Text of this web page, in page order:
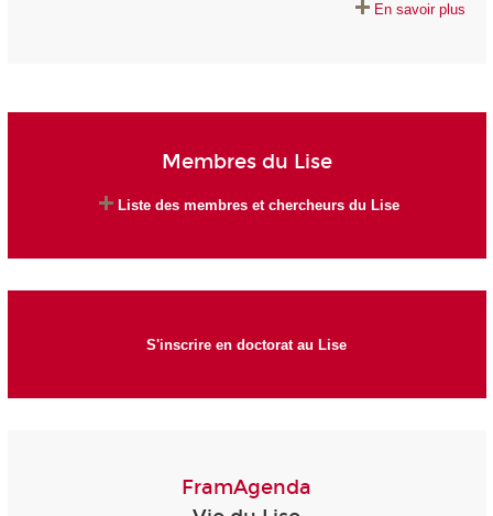
En savoir plus
Membres du Lise
Liste des membres et chercheurs du Lise
S'inscrire en doctorat au Lise
FramAgenda